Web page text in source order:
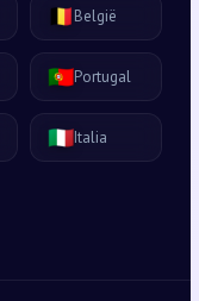
🇧🇪België
🇵🇹Portugal
🇮🇹Italia